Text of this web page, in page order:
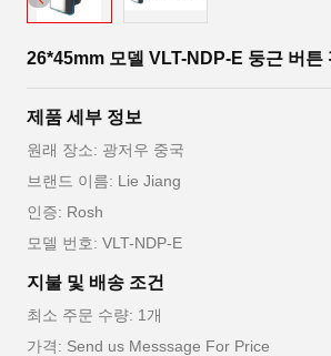
26*45mm 모델 VLT-NDP-E 둥근 버튼
제품 세부 정보
원래 장소: 광저우 중국
브랜드 이름: Lie Jiang
인증: Rosh
모델 번호: VLT-NDP-E
지불 및 배송 조건
최소 주문 수량: 1개
가격: Send us Messsage For Price